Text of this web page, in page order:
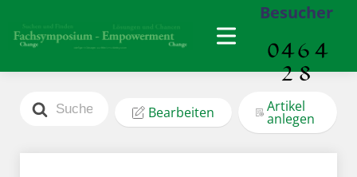
Besucher
Search
For
Bearbeiten Artikel
anlegen